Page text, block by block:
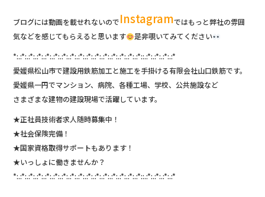
ブログには動画を載せれないのでInstagramではもっと弊社の雰囲
気などを感じてもらえると思います
是非覗いてみてください
*:.:*:.:*:.:*:.:*:.:*:.:*:.:*:.:*:.:*:.:*:.:*:.:*:.:*:.:*:.:*::.:*:.:*:.:*:.:*
愛媛県松山市で建設用鉄筋加工と施工を手掛ける有限会社山口鉄筋です。
愛媛県一円でマンション、病院、各種工場、学校、公共施設など
さまざまな建物の建設現場で活躍しています。
★正社員技術者求人随時募集中！
★社会保険完備！
★国家資格取得サポートもあります！
★いっしょに働きませんか？
*:.:*:.:*:.:*:.:*:.:*:.:*:.:*:.:*:.:*:.:*:.:*:.:*:.:*:.:*:.:*::.:*:.:*:.:*:.:*